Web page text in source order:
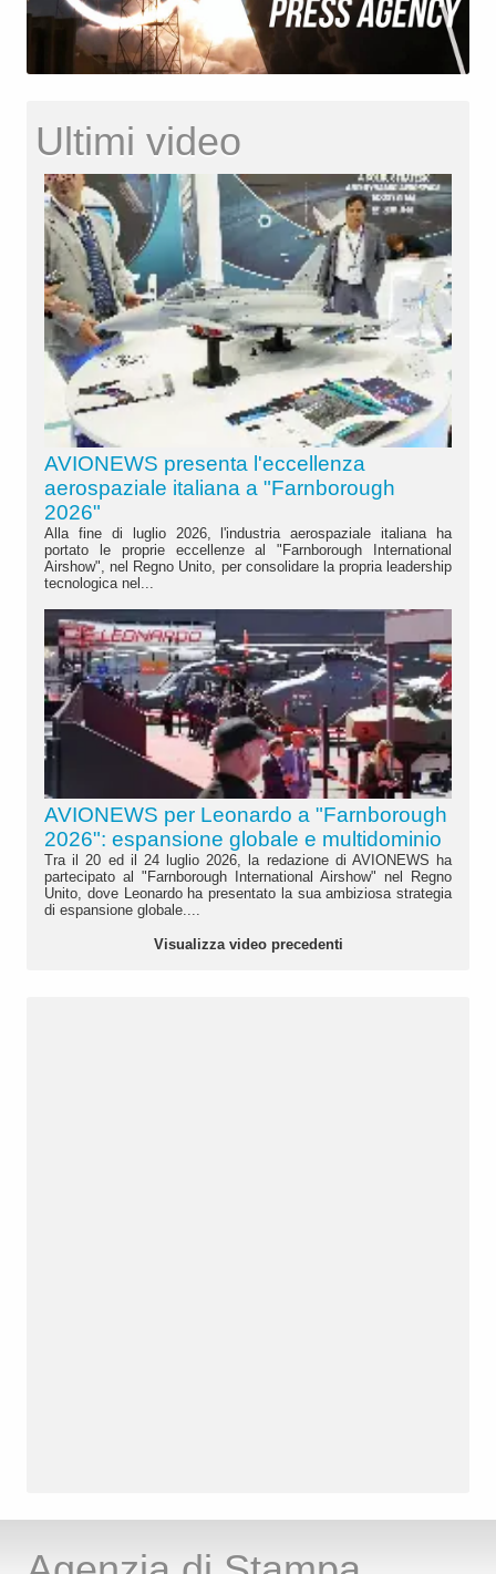
Ultimi video
AVIONEWS presenta l'eccellenza
aerospaziale italiana a "Farnborough
2026"
Alla fine di luglio 2026, l'industria aerospaziale italiana ha
portato le proprie eccellenze al "Farnborough International
Airshow", nel Regno Unito, per consolidare la propria leadership
tecnologica nel...
AVIONEWS per Leonardo a "Farnborough
2026": espansione globale e multidominio
Tra il 20 ed il 24 luglio 2026, la redazione di AVIONEWS ha
partecipato al "Farnborough International Airshow" nel Regno
Unito, dove Leonardo ha presentato la sua ambiziosa strategia
di espansione globale....
Visualizza video precedenti